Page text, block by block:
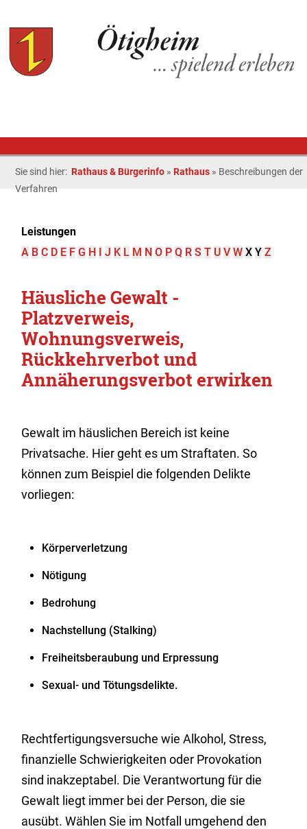
Sie sind hier: Rathaus & Bürgerinfo » Rathaus » Beschreibungen der
Verfahren
Leistungen
A B C D E F G H I J K L M N O P Q R S T U V W X Y Z
Häusliche Gewalt -
Platzverweis,
Wohnungsverweis,
Rückkehrverbot und
Annäherungsverbot erwirken
Gewalt im häuslichen Bereich ist keine
Privatsache. Hier geht es um Straftaten. So
können zum Beispiel die folgenden Delikte
vorliegen:
Körperverletzung
Nötigung
Bedrohung
Nachstellung (Stalking)
Freiheitsberaubung und Erpressung
Sexual- und Tötungsdelikte.
Rechtfertigungsversuche wie Alkohol, Stress,
finanzielle Schwierigkeiten oder Provokation
sind inakzeptabel. Die Verantwortung für die
Gewalt liegt immer bei der Person, die sie
ausübt. Wählen Sie im Notfall umgehend den